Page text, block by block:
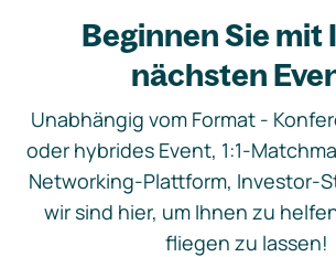
Beginnen Sie mit
nächsten
Unabhängig vom Format -
oder hybrides Event, 1:1-
Networking-Plattform, Investor-
wir sind hier, um Ihnen zu
fliegen zu lassen!